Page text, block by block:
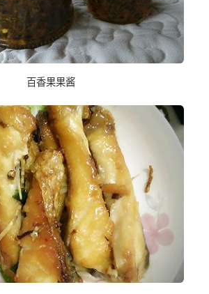
百香果果酱